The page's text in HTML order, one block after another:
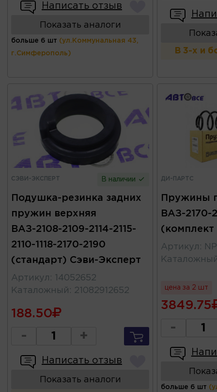
Написать отзыв
Показать аналоги
больше 6 шт (ул.Коммунальная 43,
г.Симферополь) В 3-х и
СЭВИ-ЭКСПЕРТ В наличии
Подушка-резинка задних
пружин верхняя
ВАЗ-2108-2109-2114-2115-
2110-1118-2170-2190
(стандарт) Сэви-Эксперт
Артикул :
14052652
Каталожный : 21082912652
188.50
- +
Написать отзыв
Показать аналоги
ДИ-ПАРТС
Пружины
ВАЗ-2170-
Артикул :
цена за 2 шт
3849.75
-
больше 6 шт